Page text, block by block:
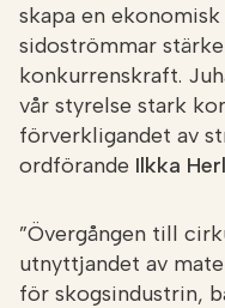
skapa en
sidoströmmar
konkurrenskraft.
vår styrelse stark
förverkligandet av
ordförande Ilkka
”Övergången till
utnyttjandet av
för skogsindustrin,